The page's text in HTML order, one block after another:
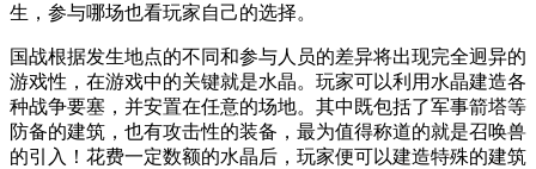
生，参与哪场也看玩家自己的选择。
国战根据发生地点的不同和参与人员的差异将出现完全迥异的
游戏性，在游戏中的关键就是水晶。玩家可以利用水晶建造各
种战争要塞，并安置在任意的场地。其中既包括了军事箭塔等
防备的建筑，也有攻击性的装备，最为值得称道的就是召唤兽
的引入！花费一定数额的水晶后，玩家便可以建造特殊的建筑